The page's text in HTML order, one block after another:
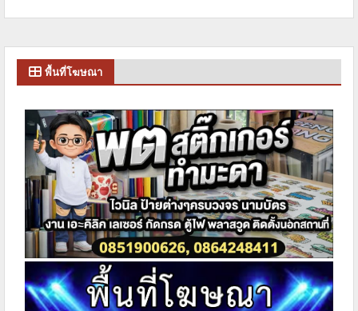
พื้นที่โฆษณา